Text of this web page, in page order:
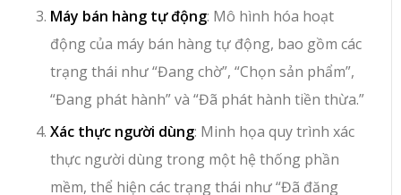
Máy bán hàng tự động: Mô hình hóa hoạt
động của máy bán hàng tự động, bao gồm các
trạng thái như “Đang chờ”, “Chọn sản phẩm”,
“Đang phát hành” và “Đã phát hành tiền thừa.”
Xác thực người dùng: Minh họa quy trình xác
thực người dùng trong một hệ thống phần
mềm, thể hiện các trạng thái như “Đã đăng